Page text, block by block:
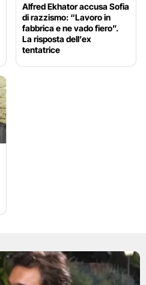
Alfred Ekhator accusa Sofia
di razzismo: “Lavoro in
fabbrica e ne vado fiero”.
La risposta dell’ex
tentatrice